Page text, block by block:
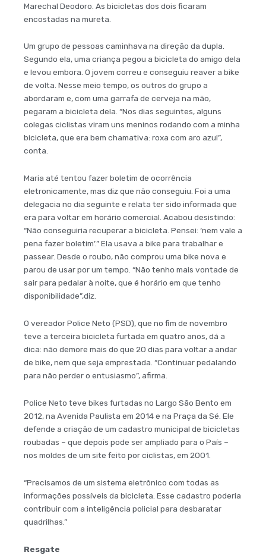
Marechal Deodoro. As bicicletas dos dois ficaram
encostadas na mureta.
Um grupo de pessoas caminhava na direção da dupla.
Segundo ela, uma criança pegou a bicicleta do amigo dela
e levou embora. O jovem correu e conseguiu reaver a bike
de volta. Nesse meio tempo, os outros do grupo a
abordaram e, com uma garrafa de cerveja na mão,
pegaram a bicicleta dela. “Nos dias seguintes, alguns
colegas ciclistas viram uns meninos rodando com a minha
bicicleta, que era bem chamativa: roxa com aro azul”,
conta.
Maria até tentou fazer boletim de ocorrência
eletronicamente, mas diz que não conseguiu. Foi a uma
delegacia no dia seguinte e relata ter sido informada que
era para voltar em horário comercial. Acabou desistindo:
“Não conseguiria recuperar a bicicleta. Pensei: ‘nem vale a
pena fazer boletim’.” Ela usava a bike para trabalhar e
passear. Desde o roubo, não comprou uma bike nova e
parou de usar por um tempo. “Não tenho mais vontade de
sair para pedalar à noite, que é horário em que tenho
disponibilidade”,diz.
O vereador Police Neto (PSD), que no fim de novembro
teve a terceira bicicleta furtada em quatro anos, dá a
dica: não demore mais do que 20 dias para voltar a andar
de bike, nem que seja emprestada. “Continuar pedalando
para não perder o entusiasmo”, afirma.
Police Neto teve bikes furtadas no Largo São Bento em
2012, na Avenida Paulista em 2014 e na Praça da Sé. Ele
defende a criação de um cadastro municipal de bicicletas
roubadas – que depois pode ser ampliado para o País –
nos moldes de um site feito por ciclistas, em 2001.
“Precisamos de um sistema eletrônico com todas as
informações possíveis da bicicleta. Esse cadastro poderia
contribuir com a inteligência policial para desbaratar
quadrilhas.”
Resgate